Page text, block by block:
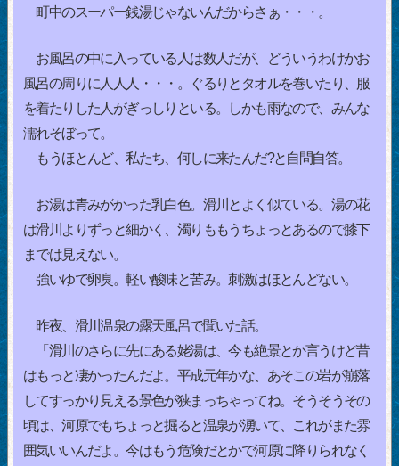
町中のスーパー銭湯じゃないんだからさぁ・・・。
お風呂の中に入っている人は数人だが、どういうわけかお
風呂の周りに人人人・・・。ぐるりとタオルを巻いたり、服
を着たりした人がぎっしりといる。しかも雨なので、みんな
濡れそぼって。
もうほとんど、私たち、何しに来たんだ?と自問自答。
お湯は青みがかった乳白色。滑川とよく似ている。湯の花
は滑川よりずっと細かく、濁りももうちょっとあるので膝下
までは見えない。
強いゆで卵臭。軽い酸味と苦み。刺激はほとんどない。
昨夜、滑川温泉の露天風呂で聞いた話。
「滑川のさらに先にある姥湯は、今も絶景とか言うけど昔
はもっと凄かったんだよ。平成元年かな、あそこの岩が崩落
してすっかり見える景色が狭まっちゃってね。そうそうその
頃は、河原でもちょっと掘ると温泉が湧いて、これがまた雰
囲気いいんだよ。今はもう危険だとかで河原に降りられなく